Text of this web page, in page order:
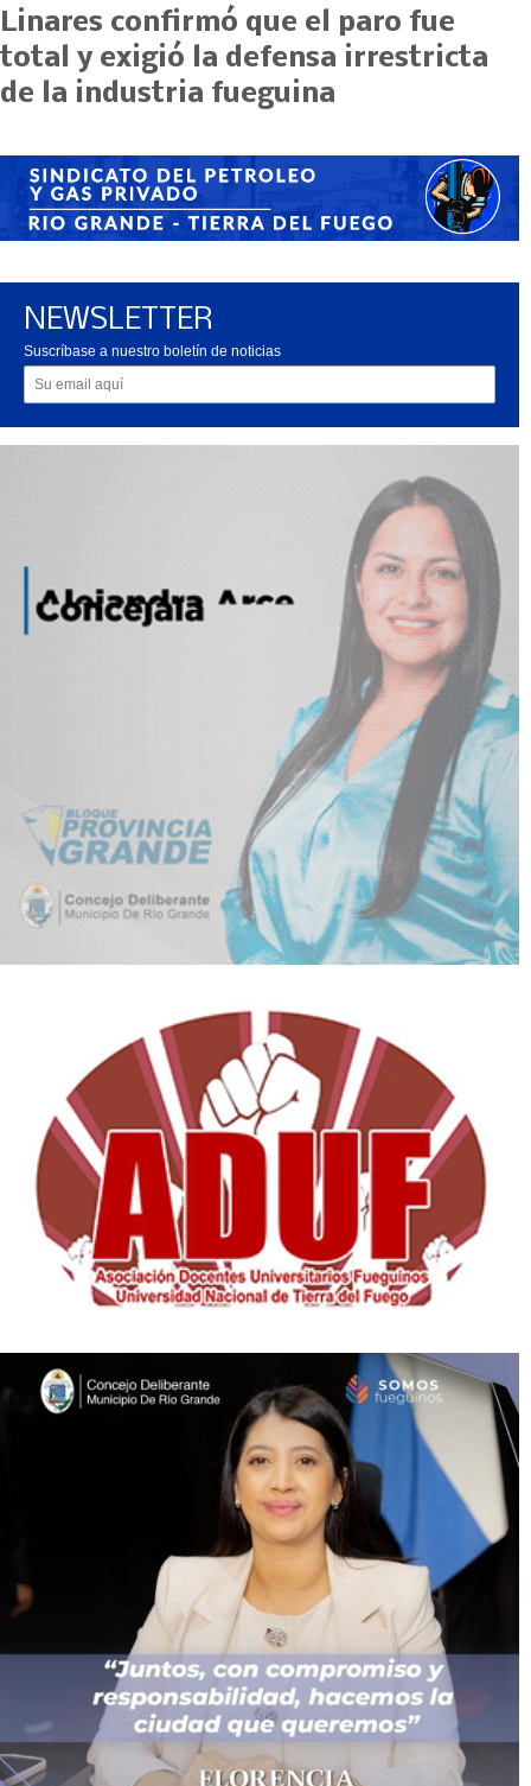
Linares confirmó que el paro fue
total y exigió la defensa irrestricta
de la industria fueguina
NEWSLETTER
Suscríbase a nuestro boletín de noticias